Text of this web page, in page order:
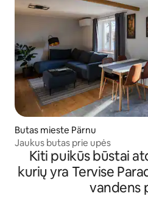
Butas mieste Pärnu
Jaukus butas prie upės
Kiti puikūs būstai
kurių yra Tervise
vandens